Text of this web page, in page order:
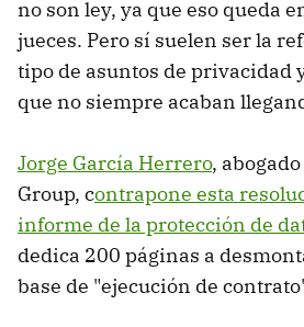
no son ley, ya que eso queda
jueces. Pero sí suelen ser la
tipo de asuntos de privacidad
que no siempre acaban
Jorge García Herrero,
Group, contrapone esta
informe de la protección de
dedica 200 páginas a
base de "ejecución de